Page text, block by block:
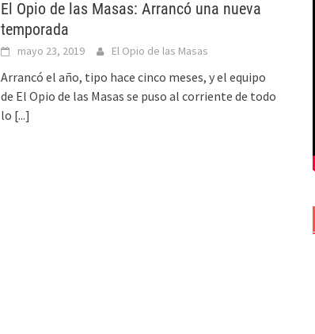
El Opio de las Masas: Arrancó una nueva
temporada
mayo 23, 2019 El Opio de las Masas
Arrancó el año, tipo hace cinco meses, y el equipo
de El Opio de las Masas se puso al corriente de todo
lo [...]